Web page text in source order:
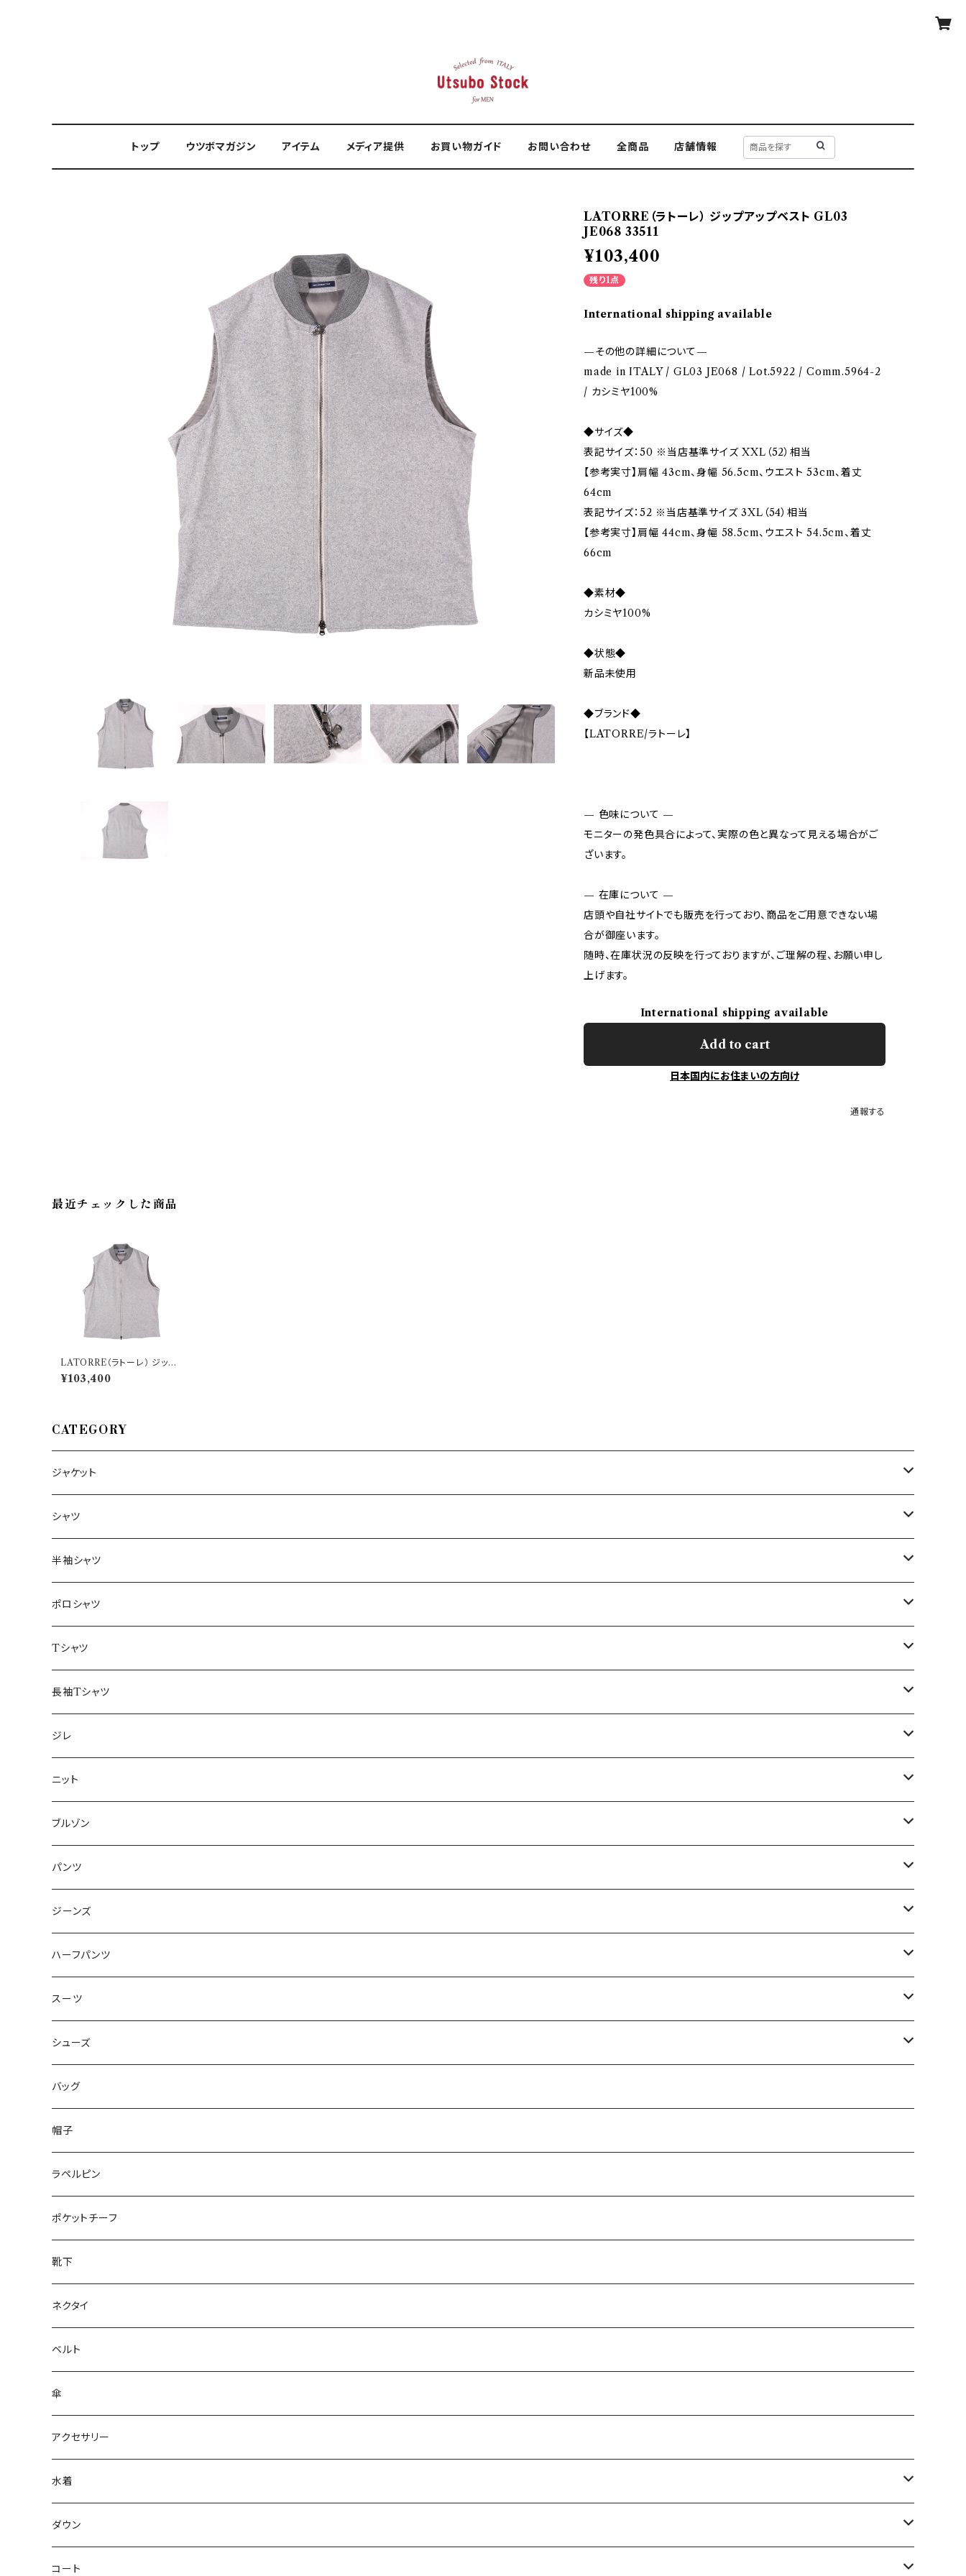
トップ ウツボマガジン アイテム メディア提供 お買い物ガイド お問い合わせ 全商品 店舗情報
LATORRE（ラトーレ） ジップアップベスト GL03
JE068 33511
¥103,400
残り1点
International shipping available
—その他の詳細について—
made in ITALY / GL03 JE068 / Lot.5922 / Comm.5964-2
/ カシミヤ100%
◆サイズ◆
表記サイズ：50 ※当店基準サイズ XXL（52）相当
【参考実寸】肩幅 43cm、身幅 56.5cm、ウエスト 53cm、着丈
64cm
表記サイズ：52 ※当店基準サイズ 3XL（54）相当
【参考実寸】肩幅 44cm、身幅 58.5cm、ウエスト 54.5cm、着丈
66cm
◆素材◆
カシミヤ100%
◆状態◆
新品未使用
◆ブランド◆
【LATORRE/ラトーレ】
— 色味について —
モニターの発色具合によって、実際の色と異なって見える場合がご
ざいます。
— 在庫について —
店頭や自社サイトでも販売を行っており、商品をご用意できない場
合が御座います。
随時、在庫状況の反映を行っておりますが、ご理解の程、お願い申し
上げます。
International shipping available
Add to cart
日本国内にお住まいの方向け
通報する
最近チェックした商品
LATORRE（ラトーレ） ジップ
アップベスト GL03 JE068 3
3511
¥103,400
CATEGORY
ジャケット
～44/S
46/M
48/L
50/XL～
シャツ
～44/S
46/M
48/L
50/XL～
半袖シャツ
～44/S
46/M
48/L
50/XL～
ポロシャツ
～44/S
46/M
48/L
50/XL～
Tシャツ
～44/S
46/M
48/L
50/XL～
長袖Tシャツ
～44/S
46/M
48/L
50/XL～
ジレ
～44/S
46/M
48/L
50/XL～
ニット
～44/S
46/M
48/L
50/XL～
ブルゾン
～44/S
46/M
48/L
50/XL～
パンツ
～44/S
46/M
48/L
50/XL～
ジーンズ
～44/S
46/M
48/L
50/XL～
ハーフパンツ
～44/S
46/M
48/L
50/XL～
スーツ
～44/S
46/M
48/L
50/XL～
シューズ
～25.5cm
26cm～
27cm～
28cm～
バッグ
帽子
ラペルピン
ポケットチーフ
靴下
ネクタイ
ベルト
傘
アクセサリー
水着
～44/S
46/M
ダウン
～44/S
コート